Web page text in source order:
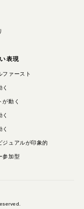
表現
ファースト
が動く
ジュアルが印象的
参加型